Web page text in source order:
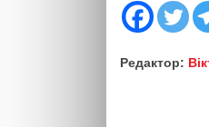
Редактор: